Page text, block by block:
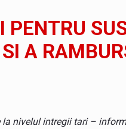
A
nivelul intregii tari –